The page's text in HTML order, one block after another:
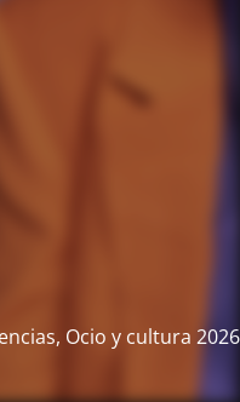
Ocio y cultura 2026